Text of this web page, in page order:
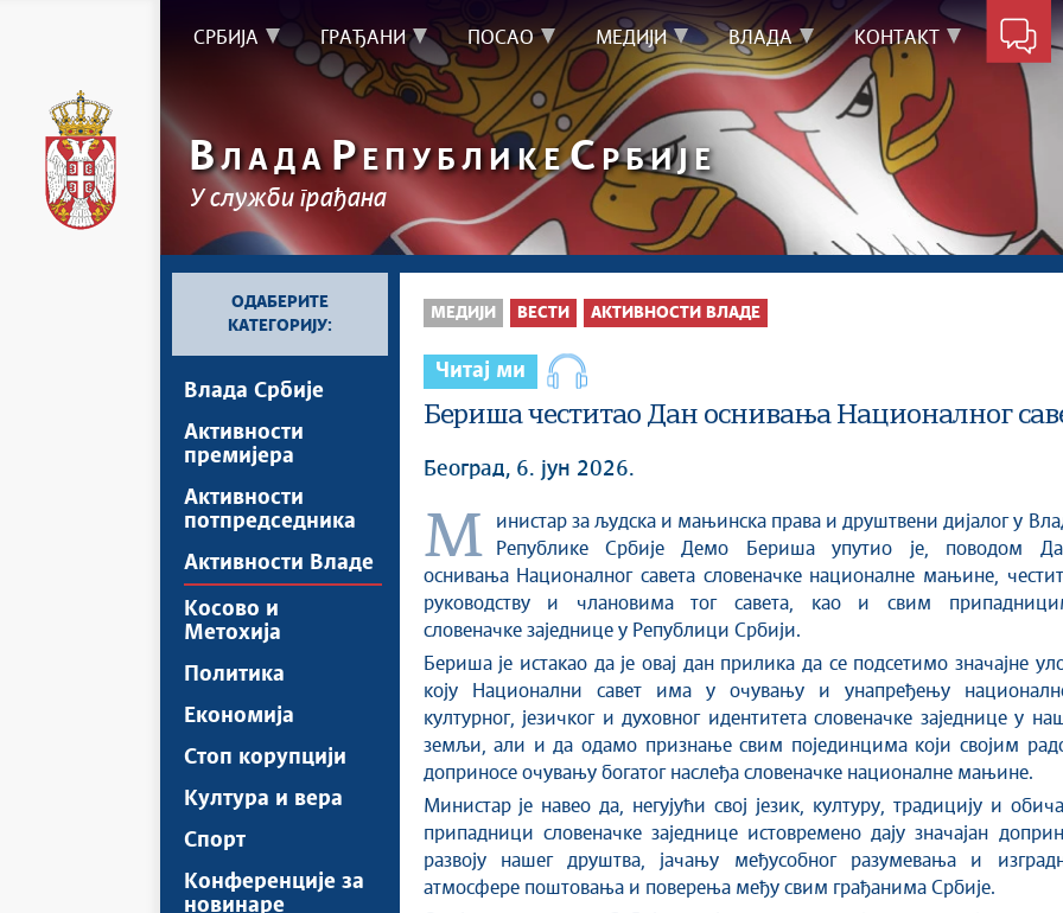
СРБИЈА ГРАЂАНИ ПОСАО МЕДИЈИ ВЛАДА КОНТАКТ
ВЛАДА Р ЕПУБЛИКЕС РБИЈЕ
У служби грађана
ОДАБЕРИТЕ
КАТЕГОРИЈУ:
Влада Србије
Активности
премијера
Активности
потпредседника
Активности Владе
Косово и
Метохија
Политика
Економија
Стоп корупцији
Култура и вера
Спорт
Конференције за
новинаре
МЕДИЈИ ВЕСТИ АКТИВНОСТИ ВЛАДЕ
Читај ми
Бериша честитао Дан оснивања Националног
Београд, 6. јун 2026.
Министар за људска и мањинска права и друштвени дијалог у Влади
Републике Србије Демо Бериша упутио је, поводом
оснивања Националног савета словеначке националне мањине,
руководству и члановима тог савета, као и свим
словеначке заједнице у Републици Србији.
Бериша је истакао да је овај дан прилика да се подсетимо значајне
коју Национални савет има у очувању и унапређењу
културног, језичког и духовног идентитета словеначке заједнице у
земљи, али и да одамо признање свим појединцима који својим
доприносе очувању богатог наслеђа словеначке националне мањине.
Министар је навео да, негујући свој језик, културу, традицију и
припадници словеначке заједнице истовремено дају значајан
развоју нашег друштва, јачању међусобног разумевања и
атмосфере поштовања и поверења међу свим грађанима Србије.